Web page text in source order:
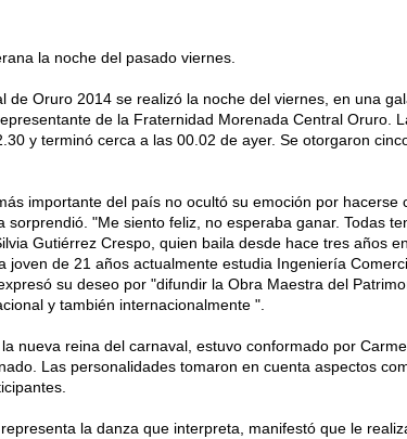
la noche del pasado viernes.
de Oruro 2014 se realizó la noche del viernes, en una
de la Fraternidad Morenada Central Oruro.
y terminó cerca a las 00.02 de ayer. Se otorgaron
importante del país no ocultó su emoción por hacerse
"Me siento feliz, no esperaba ganar. Todas
Gutiérrez Crespo, quien baila desde hace tres años
joven de 21 años actualmente estudia Ingeniería
su deseo por "difundir la Obra Maestra del
y también internacionalmente ".
nueva reina del carnaval, estuvo conformado por
Las personalidades tomaron en cuenta aspectos
la danza que interpreta, manifestó que le